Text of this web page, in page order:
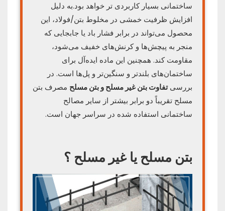
ساختمانی بسیار کاربردی‌ تر خواهد بود.به دلیل
افزایش ظرفیت خمشی در مخلوط بتن/فولاد، این
محصول می‌تواند در برابر فشار باد یا جابجایی که
منجر به پیچش‌ها و کرنش‌های خفیف می‌شود،
مقاومت کند. همچنین این ماده ایده‌آل برای
ساختمان‌های بلندتر و سنگین‌تر و پل‌‌ها است. در
بررسیتفاوت بتن غیر مسلح و بتن مسلح مصرف بتن
مسلح تقریباً دو برابر بیشتر از سایر مصالح
ساختمانی استفاده شده در سراسر جهان است.
بتن مسلح یا غیر مسلح ؟